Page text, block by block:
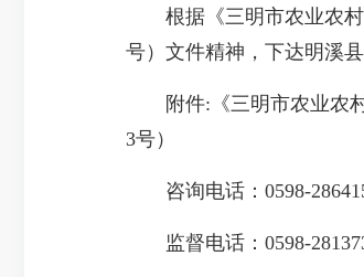
根据《三明市农业农村
号）文件精神，下达明溪
附件:《三明市农业农村
3号）
咨询电话：0598-
监督电话：0598-